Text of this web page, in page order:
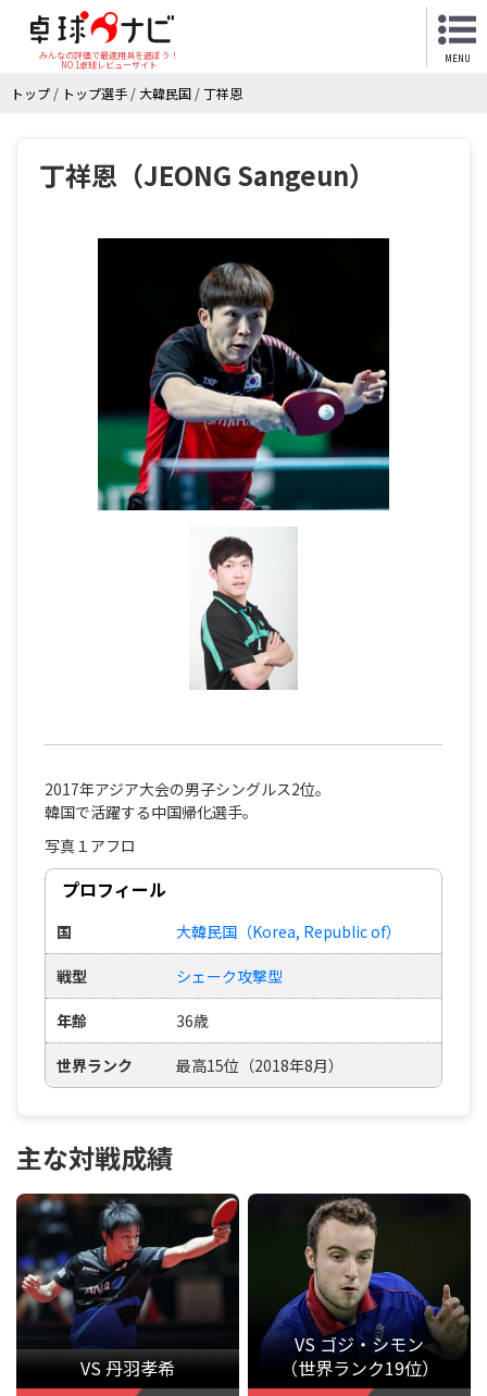
みんなの評価で最適用具を選ぼう！
NO.1卓球レビューサイト
MENU
トップ / トップ選手 / 大韓民国 /丁祥恩
丁祥恩（JEONG Sangeun）
2017年アジア大会の男子シングルス2位。
韓国で活躍する中国帰化選手。
写真１アフロ
プロフィール
国 大韓民国（Korea, Republic of）
戦型 シェーク攻撃型
年齢 36歳
世界ランク 最高15位（2018年8月）
主な対戦成績
VS 丹羽孝希
VS ゴジ・シモン
（世界ランク19位）